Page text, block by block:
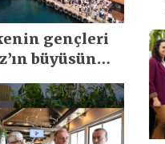
gençleri
büyüsüne